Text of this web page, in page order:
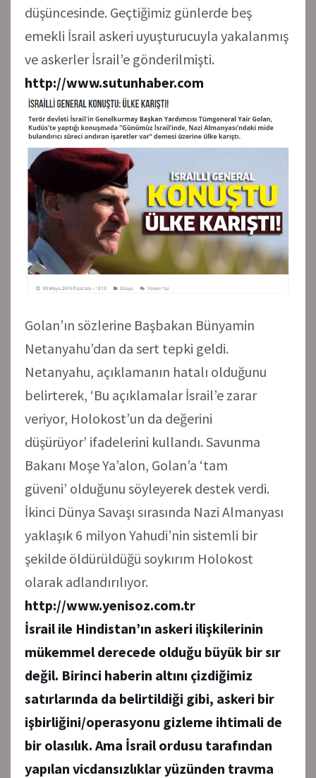
düşüncesinde. Geçtiğimiz günlerde beş
emekli İsrail askeri uyuşturucuyla yakalanmış
ve askerler İsrail’e gönderilmişti.
http://www.sutunhaber.com
Golan’ın sözlerine Başbakan Bünyamin
Netanyahu’dan da sert tepki geldi.
Netanyahu, açıklamanın hatalı olduğunu
belirterek, ‘Bu açıklamalar İsrail’e zarar
veriyor, Holokost’un da değerini
düşürüyor’ ifadelerini kullandı. Savunma
Bakanı Moşe Ya’alon, Golan’a ‘tam
güveni’ olduğunu söyleyerek destek verdi.
İkinci Dünya Savaşı sırasında Nazi Almanyası
yaklaşık 6 milyon Yahudi’nin sistemli bir
şekilde öldürüldüğü soykırım Holokost
olarak adlandırılıyor.
http://www.yenisoz.com.tr
İsrail ile Hindistan’ın askeri ilişkilerinin
mükemmel derecede olduğu büyük bir sır
değil. Birinci haberin altını çizdiğimiz
satırlarında da belirtildiği gibi, askeri bir
işbirliğini/operasyonu gizleme ihtimali de
bir olasılık. Ama İsrail ordusu tarafından
yapılan vicdansızlıklar yüzünden travma